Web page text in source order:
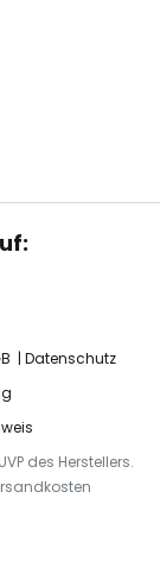
Datenschutz
des Herstellers.